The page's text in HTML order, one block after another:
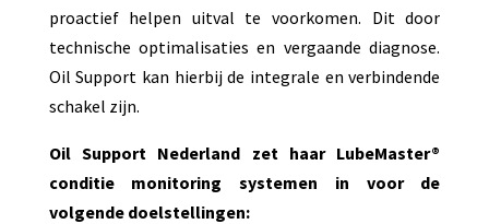
proactief helpen uitval te voorkomen. Dit door
technische optimalisaties en vergaande diagnose.
Oil Support kan hierbij de integrale en verbindende
schakel zijn.
Oil Support Nederland zet haar LubeMaster®
conditie monitoring systemen in voor de
volgende doelstellingen: